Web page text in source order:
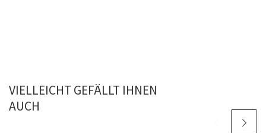
VIELLEICHT GEFÄLLT IHNEN
AUCH